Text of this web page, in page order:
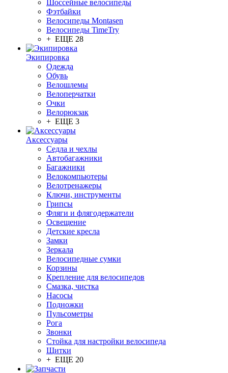
Шоссейные велосипеды
Фэтбайки
Велосипеды Montasen
Велосипеды TimeTry
+ ЕЩЕ 28
Экипировка
Одежда
Обувь
Велошлемы
Велоперчатки
Очки
Велорюкзак
+ ЕЩЕ 3
Аксессуары
Седла и чехлы
Автобагажники
Багажники
Велокомпьютеры
Велотренажеры
Ключи, инструменты
Грипсы
Фляги и флягодержатели
Освещение
Детские кресла
Замки
Зеркала
Велосипедные сумки
Корзины
Крепление для велосипедов
Смазка, чистка
Насосы
Подножки
Пульсометры
Рога
Звонки
Стойка для настройки велосипеда
Щитки
+ ЕЩЕ 20